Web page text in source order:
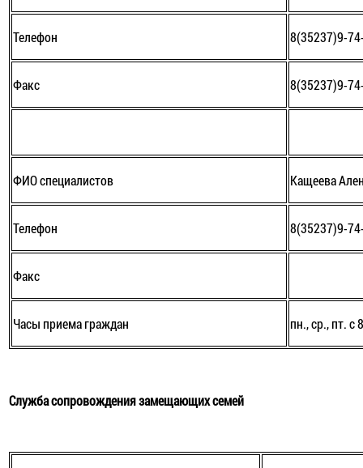
Телефон 8(35237)9-
Факс 8(35237)9-
ФИО специалистов Кащеева
Телефон 8(35237)9-
Факс
Часы приема граждан пн., ср., пт. с
Служба сопровождения замещающих семей